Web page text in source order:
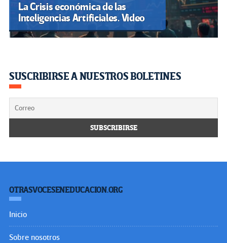
La Crisis económica de las
Inteligencias Artificiales. Video
SUSCRIBIRSE A NUESTROS BOLETINES
OTRASVOCESENEDUCACION.ORG
Inicio
Sobre nosotros